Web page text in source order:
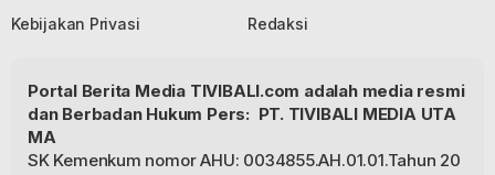
Kebijakan Privasi
Redaksi
Portal Berita Media TIVIBALI.com adalah media resmi
dan Berbadan Hukum Pers: PT. TIVIBALI MEDIA UTA
MA
SK Kemenkum nomor AHU: 0034855.AH.01.01.Tahun 20